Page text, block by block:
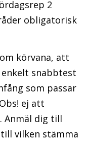
2
obligatorisk
körvana, att
snabbtest
som passar
ej att
Anmäl dig till
vilken stämma